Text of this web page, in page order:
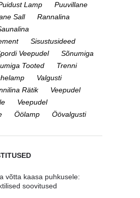
Lamp
Puuvillane
Sall
Rannalina
Sisustusideed
Veepudel
Sõnumiga
Tooted
Trenni
Valgusti
Rätik
Veepudel
Veepudel
Öölamp Öövalgusti
võtta kaasa puhkusele:
soovitused